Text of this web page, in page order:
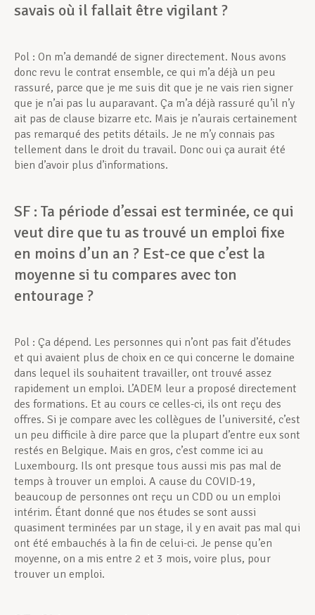
savais où il fallait être vigilant ?
Pol : On m’a demandé de signer directement. Nous avons
donc revu le contrat ensemble, ce qui m’a déjà un peu
rassuré, parce que je me suis dit que je ne vais rien signer
que je n’ai pas lu auparavant. Ça m’a déjà rassuré qu’il n’y
ait pas de clause bizarre etc. Mais je n’aurais certainement
pas remarqué des petits détails. Je ne m’y connais pas
tellement dans le droit du travail. Donc oui ça aurait été
bien d’avoir plus d’informations.
SF : Ta période d’essai est terminée, ce qui
veut dire que tu as trouvé un emploi fixe
en moins d’un an ? Est-ce que c’est la
moyenne si tu compares avec ton
entourage ?
Pol : Ça dépend. Les personnes qui n’ont pas fait d’études
et qui avaient plus de choix en ce qui concerne le domaine
dans lequel ils souhaitent travailler, ont trouvé assez
rapidement un emploi. L’ADEM leur a proposé directement
des formations. Et au cours ce celles-ci, ils ont reçu des
offres. Si je compare avec les collègues de l’université, c’est
un peu difficile à dire parce que la plupart d’entre eux sont
restés en Belgique. Mais en gros, c’est comme ici au
Luxembourg. Ils ont presque tous aussi mis pas mal de
temps à trouver un emploi. A cause du COVID-19,
beaucoup de personnes ont reçu un CDD ou un emploi
intérim. Étant donné que nos études se sont aussi
quasiment terminées par un stage, il y en avait pas mal qui
ont été embauchés à la fin de celui-ci. Je pense qu’en
moyenne, on a mis entre 2 et 3 mois, voire plus, pour
trouver un emploi.